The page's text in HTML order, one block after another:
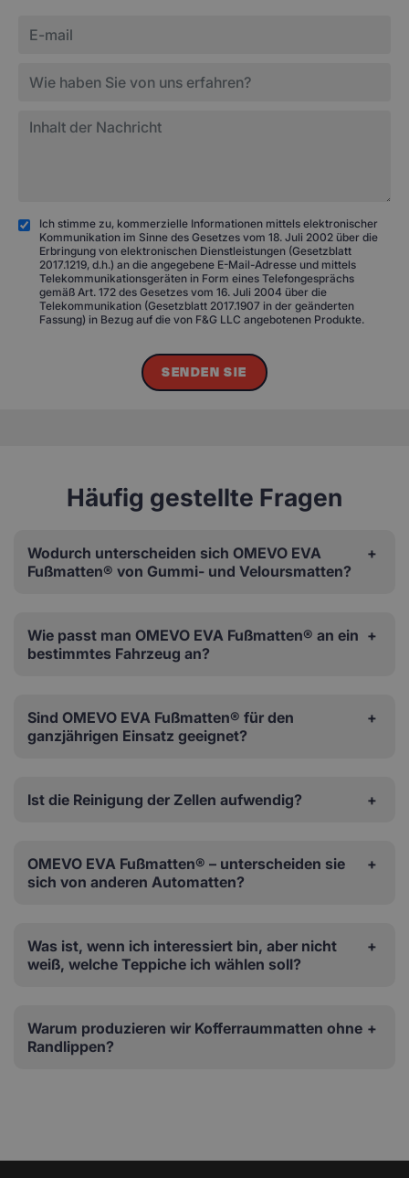
Ich stimme zu, kommerzielle Informationen mittels elektronischer
Kommunikation im Sinne des Gesetzes vom 18. Juli 2002 über die
Erbringung von elektronischen Dienstleistungen (Gesetzblatt
2017.1219, d.h.) an die angegebene E-Mail-Adresse und mittels
Telekommunikationsgeräten in Form eines Telefongesprächs
gemäß Art. 172 des Gesetzes vom 16. Juli 2004 über die
Telekommunikation (Gesetzblatt 2017.1907 in der geänderten
Fassung) in Bezug auf die von F&G LLC angebotenen Produkte.
SENDEN SIE
Häufig gestellte Fragen
Wodurch unterscheiden sich OMEVO EVA
Fußmatten® von Gummi- und Veloursmatten?
Wie passt man OMEVO EVA Fußmatten® an ein
bestimmtes Fahrzeug an?
Sind OMEVO EVA Fußmatten® für den
ganzjährigen Einsatz geeignet?
Ist die Reinigung der Zellen aufwendig?
OMEVO EVA Fußmatten® – unterscheiden sie
sich von anderen Automatten?
Was ist, wenn ich interessiert bin, aber nicht
weiß, welche Teppiche ich wählen soll?
Warum produzieren wir Kofferraummatten ohne
Randlippen?